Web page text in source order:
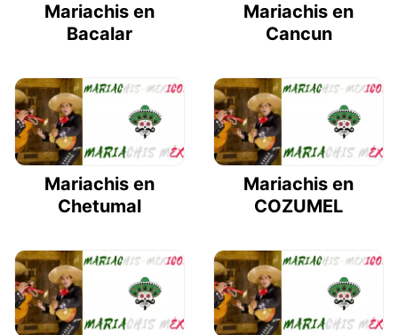
Mariachis en
Bacalar
Mariachis en
Cancun
Mariachis en
Chetumal
Mariachis en
COZUMEL